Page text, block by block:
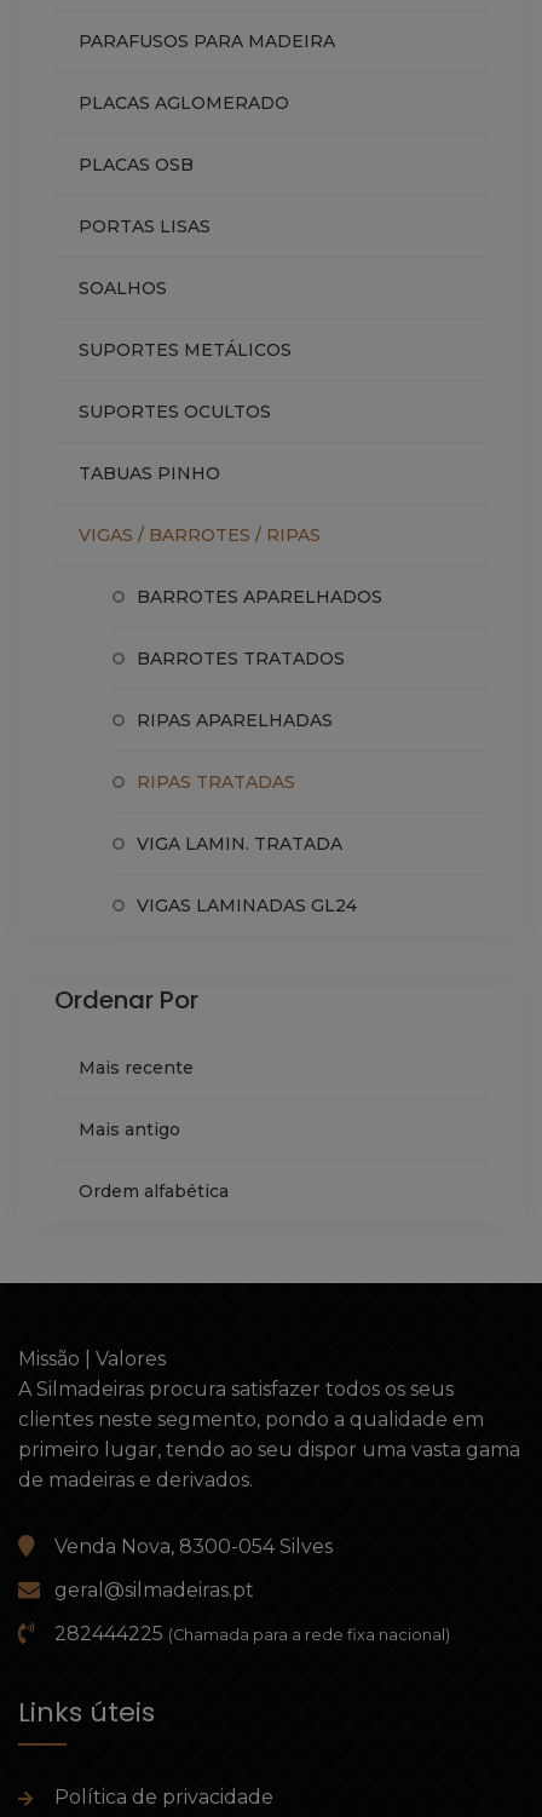
PARAFUSOS PARA MADEIRA
PLACAS AGLOMERADO
PLACAS OSB
PORTAS LISAS
SOALHOS
SUPORTES METÁLICOS
SUPORTES OCULTOS
TABUAS PINHO
VIGAS / BARROTES / RIPAS
BARROTES APARELHADOS
BARROTES TRATADOS
RIPAS APARELHADAS
RIPAS TRATADAS
VIGA LAMIN. TRATADA
VIGAS LAMINADAS GL24
Ordenar Por
Mais recente
Mais antigo
Ordem alfabética
Missão | Valores
A Silmadeiras procura satisfazer todos os seus
clientes neste segmento, pondo a qualidade em
primeiro lugar, tendo ao seu dispor uma vasta gama
de madeiras e derivados.
Venda Nova, 8300-054 Silves
geral@silmadeiras.pt
282444225 (Chamada para a rede fixa nacional)
Links úteis
Política de privacidade